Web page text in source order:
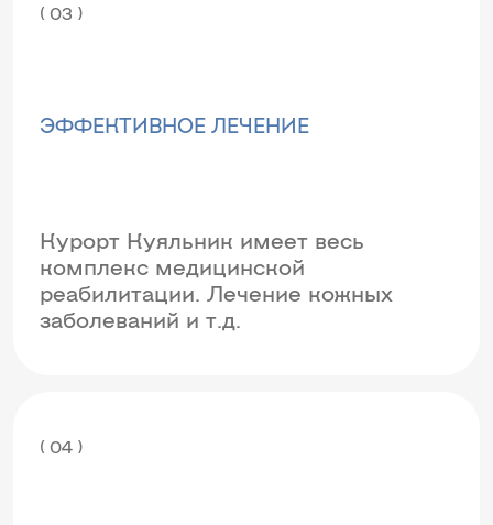
( 03 )
ЭФФЕКТИВНОЕ ЛЕЧЕНИЕ
Курорт Куяльник имеет весь
комплекс медицинской
реабилитации. Лечение кожных
заболеваний и т.д.
( 04 )